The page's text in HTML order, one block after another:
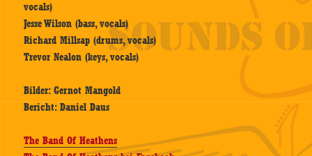
vocals)
Jesse Wilson (bass, vocals)
Richard Millsap (drums, vocals)
Trevor Nealon (keys, vocals)
Bilder: Gernot Mangold
Bericht: Daniel Daus
The Band Of Heathens